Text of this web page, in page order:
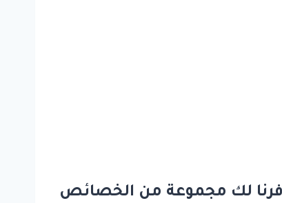
لك مجموعة من الخصائص